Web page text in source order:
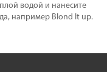
водой и нанесите
например Blond It up.